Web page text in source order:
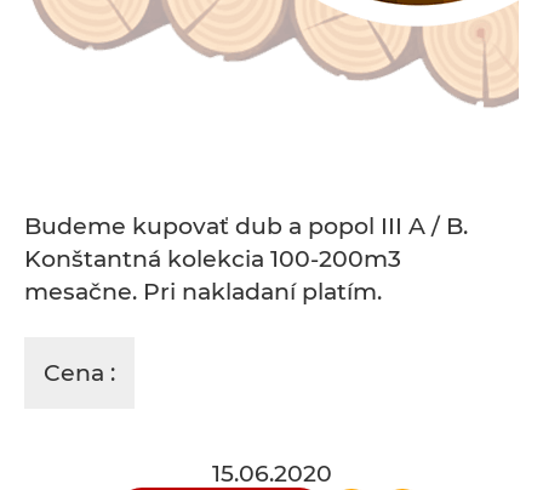
Budeme kupovať dub a popol III A / B.
Konštantná kolekcia 100-200m3
mesačne. Pri nakladaní platím.
Cena :
15.06.2020